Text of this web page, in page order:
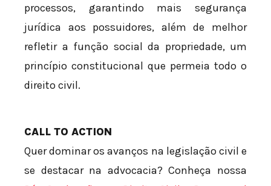
processos, garantindo mais segurança
jurídica aos possuidores, além de melhor
refletir a função social da propriedade, um
princípio constitucional que permeia todo o
direito civil.
CALL TO ACTION
Quer dominar os avanços na legislação civil e
se destacar na advocacia? Conheça nossa